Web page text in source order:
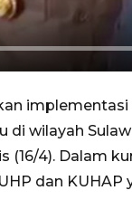
di wilayah
(16/4). Dalam
dan KUHAP